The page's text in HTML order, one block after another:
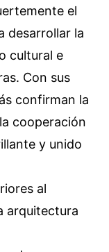
el
desarrollar la
cultural e
Con sus
confirman la
cooperación
y unido
al
arquitectura